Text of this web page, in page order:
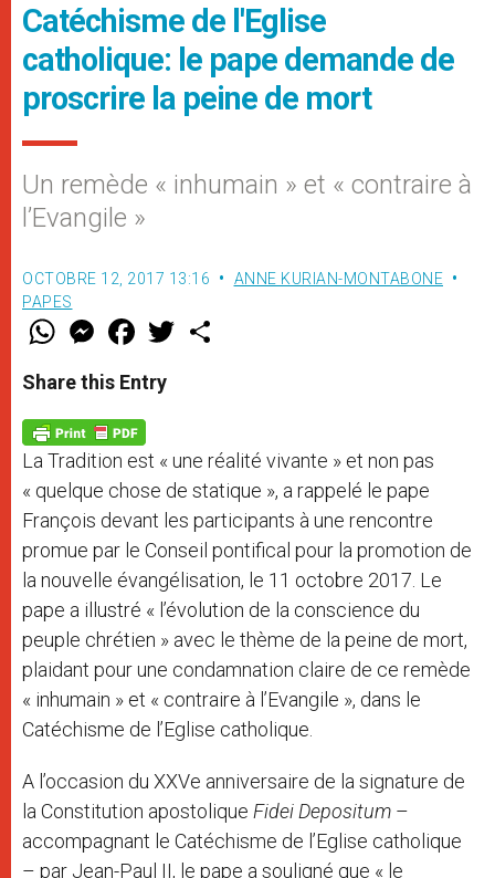
Catéchisme de l'Eglise
catholique: le pape demande de
proscrire la peine de mort
Un remède « inhumain » et « contraire à
l’Evangile »
OCTOBRE 12, 2017 13:16
ANNE KURIAN-MONTABONE
PAPES
W
t
s
p
p
M
e
s
e
g
e
r
F
a
e
b
o
k
w
Share this Entry
La Tradition est « une réalité vivante » et non pas
« quelque chose de statique », a rappelé le pape
François devant les participants à une rencontre
promue par le Conseil pontifical pour la promotion de
la nouvelle évangélisation, le 11 octobre 2017. Le
pape a illustré « l’évolution de la conscience du
peuple chrétien » avec le thème de la peine de mort,
plaidant pour une condamnation claire de ce remède
« inhumain » et « contraire à l’Evangile », dans le
Catéchisme de l’Eglise catholique.
A l’occasion du XXVe anniversaire de la signature de
la Constitution apostolique Fidei Depositum –
accompagnant le Catéchisme de l’Eglise catholique
– par Jean-Paul II, le pape a souligné que « le